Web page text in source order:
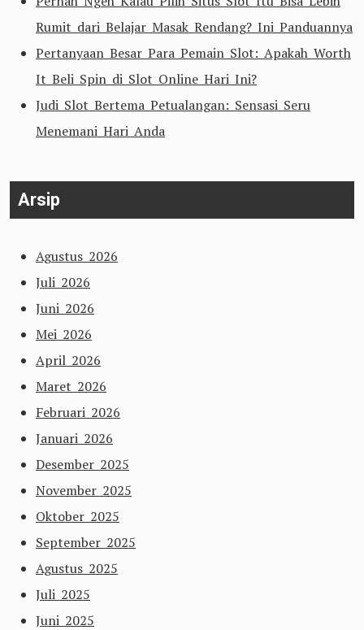
Rumit dari Belajar Masak Rendang? Ini Panduannya
Pertanyaan Besar Para Pemain Slot: Apakah Worth
It Beli Spin di Slot Online Hari Ini?
Judi Slot Bertema Petualangan: Sensasi Seru
Menemani Hari Anda
Arsip
Agustus 2026
Juli 2026
Juni 2026
Mei 2026
April 2026
Maret 2026
Februari 2026
Januari 2026
Desember 2025
November 2025
Oktober 2025
September 2025
Agustus 2025
Juli 2025
Juni 2025